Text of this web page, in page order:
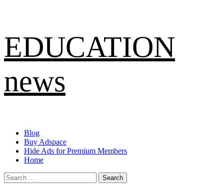
content
EDUCATION
news
Primary
Menu
Blog
Buy Adspace
Hide Ads for Premium Members
Home
Search
for: